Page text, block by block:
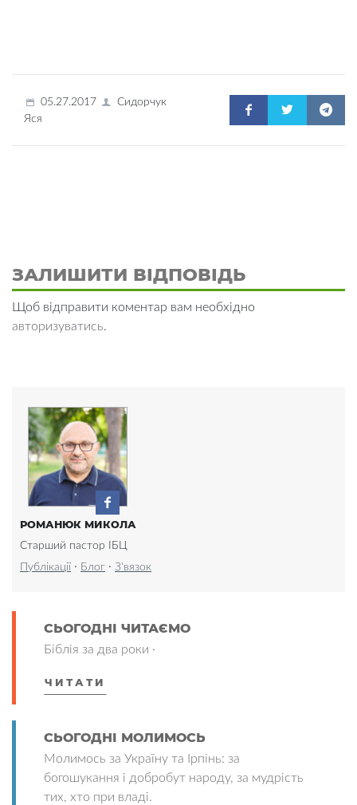
05.27.2017
Сидорчук
Яся
ЗАЛИШИТИ ВІДПОВІДЬ
Щоб відправити коментар вам необхідно
авторизуватись.
РОМАНЮК МИКОЛА
Старший пастор ІБЦ
Публікації · Блог · З'вязок
СЬОГОДНІ ЧИТАЄМО
Біблія за два роки ·
ЧИТАТИ
СЬОГОДНІ МОЛИМОСЬ
Молимось за Україну та Ірпінь: за
богошукання і добробут народу, за мудрість
тих, хто при владі.